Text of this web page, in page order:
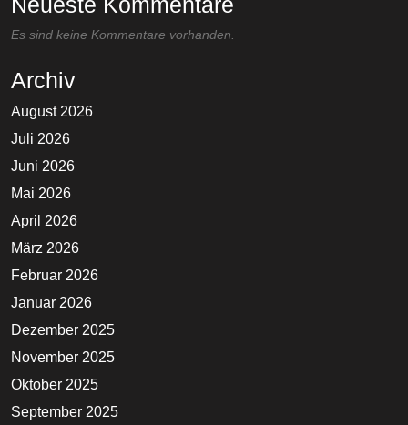
Es sind keine Kommentare vorhanden.
Archiv
August 2026
Juli 2026
Juni 2026
Mai 2026
April 2026
März 2026
Februar 2026
Januar 2026
Dezember 2025
November 2025
Oktober 2025
September 2025